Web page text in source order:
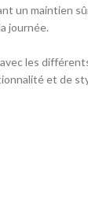
un maintien
journée.
les
et de